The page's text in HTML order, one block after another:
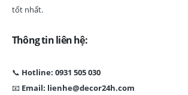
tốt nhất.
Thông tin liên hệ:
📞 Hotline: 0931 505 030
📧 Email: lienhe@decor24h.com